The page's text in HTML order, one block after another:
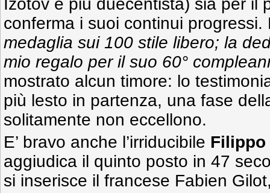
Izotov è più duecentista) sia per il
conferma i suoi continui
medaglia sui 100 stile libero; la
mio regalo per il suo 60°
mostrato alcun timore: lo
più lesto in partenza, una fase
solitamente non eccellono.
E’ bravo anche l’irriducibile Filippo
aggiudica il quinto posto in 47
si inserisce il francese Fabien